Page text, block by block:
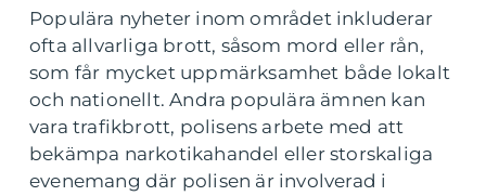
Populära nyheter inom området inkluderar
ofta allvarliga brott, såsom mord eller rån,
som får mycket uppmärksamhet både lokalt
och nationellt. Andra populära ämnen kan
vara trafikbrott, polisens arbete med att
bekämpa narkotikahandel eller storskaliga
evenemang där polisen är involverad i